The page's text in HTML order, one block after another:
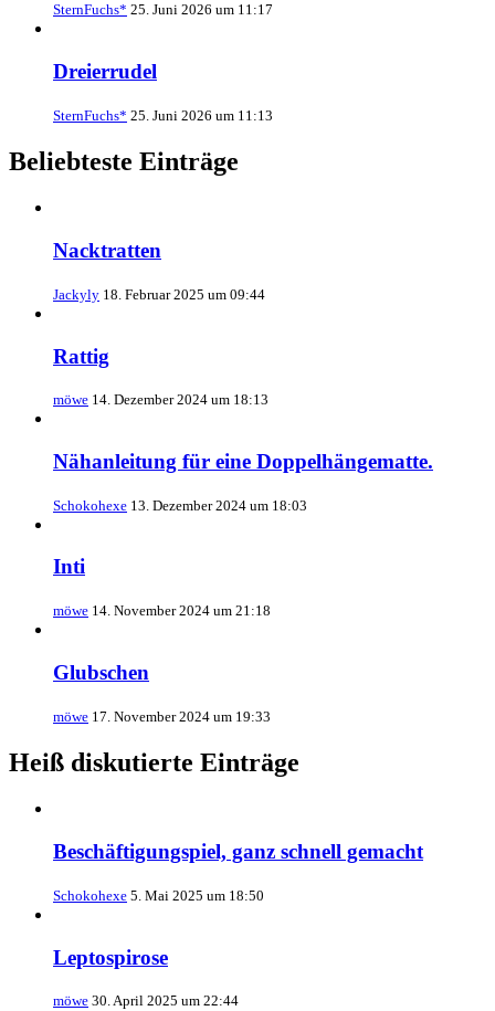
SternFuchs* 25. Juni 2026 um 11:17
Dreierrudel
SternFuchs* 25. Juni 2026 um 11:13
Beliebteste Einträge
Nacktratten
Jackyly 18. Februar 2025 um 09:44
Rattig
möwe 14. Dezember 2024 um 18:13
Nähanleitung für eine Doppelhängematte.
Schokohexe 13. Dezember 2024 um 18:03
Inti
möwe 14. November 2024 um 21:18
Glubschen
möwe 17. November 2024 um 19:33
Heiß diskutierte Einträge
Beschäftigungspiel, ganz schnell gemacht
Schokohexe 5. Mai 2025 um 18:50
Leptospirose
möwe 30. April 2025 um 22:44